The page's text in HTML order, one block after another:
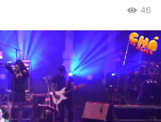
46